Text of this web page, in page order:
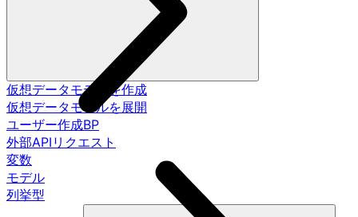
仮想データモデルを作成
仮想データモデルを展開
ユーザー作成BP
外部APIリクエスト
変数
モデル
列挙型